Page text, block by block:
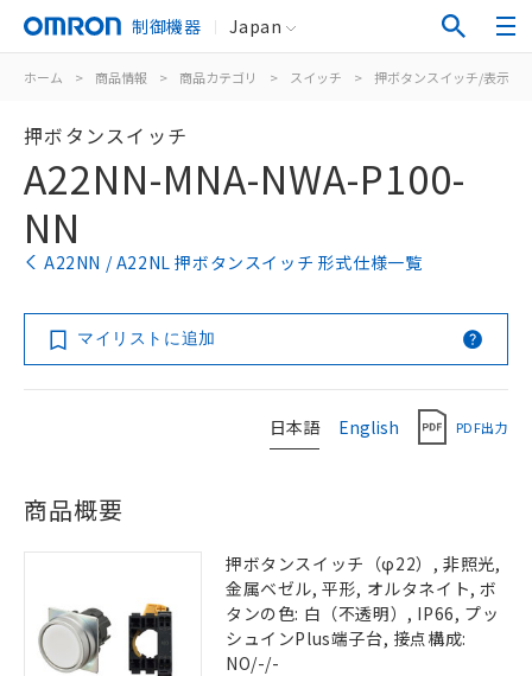
制御機器 Japan
ホーム > 商品情報 > 商品カテゴリ > スイッチ > 押ボタンスイッチ/表示灯
押ボタンスイッチ
A22NN-MNA-NWA-P100-
NN
A22NN / A22NL 押ボタンスイッチ 形式仕様一覧
マイリストに追加
日本語 English PDF出力
商品概要
押ボタンスイッチ（φ22）, 非照光,
金属ベゼル, 平形, オルタネイト, ボ
タンの色: 白（不透明）, IP66, プッ
シュインPlus端子台, 接点構成:
NO/-/-